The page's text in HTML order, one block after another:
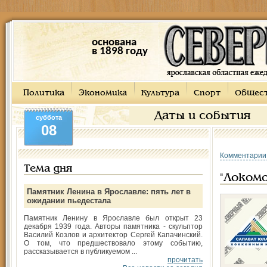
основана
в 1898 году
Политика Экономика Культура Спорт
Даты и события
суббота
08
Тема дня
Памятник Ленина в Ярославле: пять лет в
ожидании пьедестала
Памятник Ленину в Ярославле был открыт 23
декабря 1939 года. Авторы памятника - скульптор
Василий Козлов и архитектор Сергей Капачинский.
О том, что предшествовало этому событию,
рассказывается в публикуемом ...
прочитать